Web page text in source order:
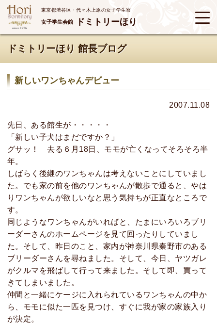
東京都渋谷区・代々木上原の女子学生寮
女子学生会館 ドミトリーほり
ドミトリーほり 館長ブログ
新しいワンちゃんデビュー
2007.11.08
先日、ある館生が・・・・・
「新しい子犬はまだですか？」
グサッ！ 去る６月18日、モモが亡くなってそろそろ半
年。
しばらく後継のワンちゃんは考えないことにしていまし
た。でも家の前を他のワンちゃんが散歩で通ると、やは
りワンちゃんが欲しいなと思う気持ちが正直なところで
す。
同じようなワンちゃんがいればと、たまにいろいろブリ
ーダーさんのホームページを見て回ったりしていまし
た。そして、昨日のこと、家内が神奈川県秦野市のある
ブリーダーさんを尋ねました。そして、今日、ヤツガレ
がクルマを飛ばして行って来ました。そして即、買って
きてしまいました。
仲間と一緒にケージに入れられているワンちゃんの中か
ら、モモに似た一匹を見つけ、すぐに我が家の家族入り
が決定。